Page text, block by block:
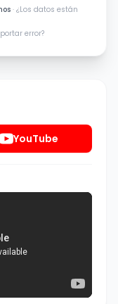
· ¿Los datos están
error?
YouTube